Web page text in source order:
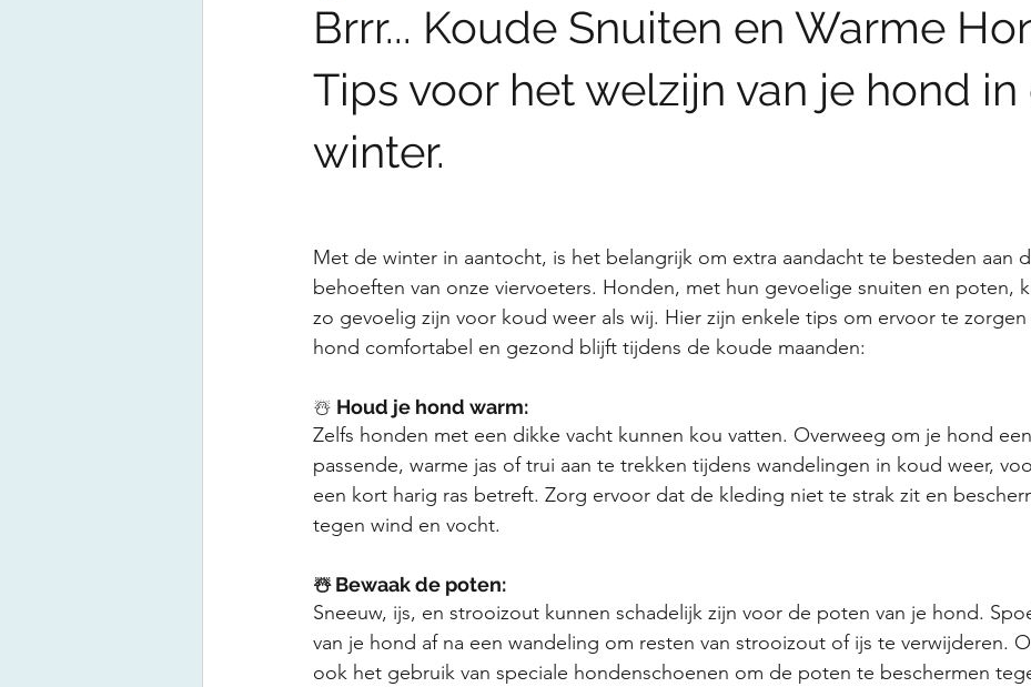
Brrr... Koude Snuiten en Warme
Tips voor het welzijn van je hond in
winter.
Met de winter in aantocht, is het belangrijk om extra aandacht te besteden aan
behoeften van onze viervoeters. Honden, met hun gevoelige snuiten en poten,
zo gevoelig zijn voor koud weer als wij. Hier zijn enkele tips om ervoor te
hond comfortabel en gezond blijft tijdens de koude maanden:
☃️ Houd je hond warm:
Zelfs honden met een dikke vacht kunnen kou vatten. Overweeg om je hond
passende, warme jas of trui aan te trekken tijdens wandelingen in koud weer,
een kort harig ras betreft. Zorg ervoor dat de kleding niet te strak zit en
tegen wind en vocht.
☃️ Bewaak de poten:
Sneeuw, ijs, en strooizout kunnen schadelijk zijn voor de poten van je hond.
van je hond af na een wandeling om resten van strooizout of ijs te verwijderen.
ook het gebruik van speciale hondenschoenen om de poten te beschermen